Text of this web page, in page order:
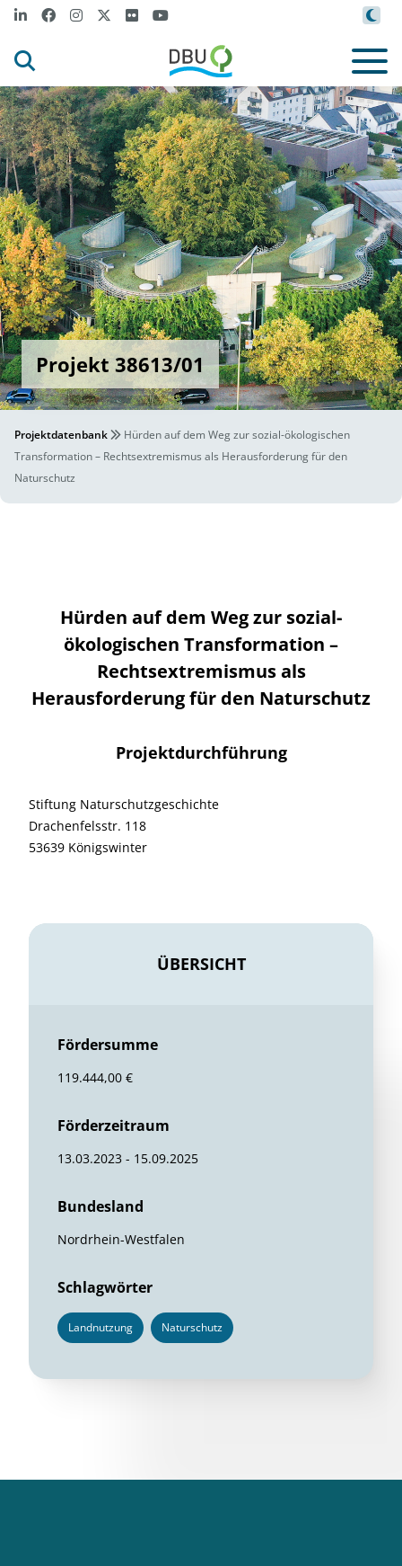
Projekt 38613/01
Projektdatenbank
Hürden auf dem Weg zur sozial-ökologischen
Transformation – Rechtsextremismus als Herausforderung für den
Naturschutz
Hürden auf dem Weg zur sozial-
ökologischen Transformation –
Rechtsextremismus als
Herausforderung für den Naturschutz
Projektdurchführung
Stiftung Naturschutzgeschichte
Drachenfelsstr. 118
53639 Königswinter
ÜBERSICHT
Fördersumme
119.444,00 €
Förderzeitraum
13.03.2023 - 15.09.2025
Bundesland
Nordrhein-Westfalen
Schlagwörter
Landnutzung Naturschutz